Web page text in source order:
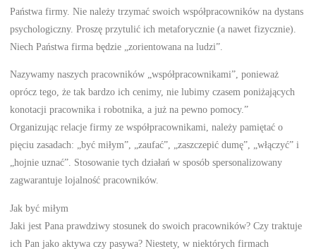
Państwa firmy. Nie należy trzymać swoich współpracowników na dystans
psychologiczny. Proszę przytulić ich metaforycznie (a nawet fizycznie).
Niech Państwa firma będzie „zorientowana na ludzi”.
Nazywamy naszych pracowników „współpracownikami”, ponieważ
oprócz tego, że tak bardzo ich cenimy, nie lubimy czasem poniżających
konotacji pracownika i robotnika, a już na pewno pomocy.”
Organizując relacje firmy ze współpracownikami, należy pamiętać o
pięciu zasadach: „być miłym”, „zaufać”, „zaszczepić dumę”, „włączyć” i
„hojnie uznać”. Stosowanie tych działań w sposób spersonalizowany
zagwarantuje lojalność pracowników.
Jak być miłym
Jaki jest Pana prawdziwy stosunek do swoich pracowników? Czy traktuje
ich Pan jako aktywa czy pasywa? Niestety, w niektórych firmach